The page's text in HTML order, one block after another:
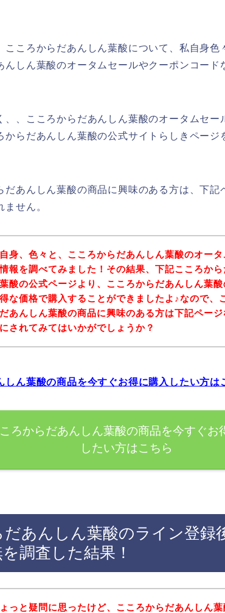
こころからだあんしん葉酸について、私自身色
んしん葉酸のオータムセールやクーポンコード
、、こころからだあんしん葉酸のオータムセー
からだあんしん葉酸の公式サイトらしきページ
だあんしん葉酸の商品に興味のある方は、下記
せん。
身、色々と、こころからだあんしん葉酸のオー
報を調べてみました！その結果、下記こころから
酸の公式ページより、こころからだあんしん葉
な価格で購入することができましたよ♪なので、
あんしん葉酸の商品に興味のある方は下記ペー
されてみてはいかがでしょうか？
しん葉酸の商品を今すぐお得に購入したい方は
ろからだあんしん葉酸の商品を今すぐお
したい方はこちら
だあんしん葉酸のライン登録
調査した結果！
っと疑問に思ったけど、こころからだあんしん